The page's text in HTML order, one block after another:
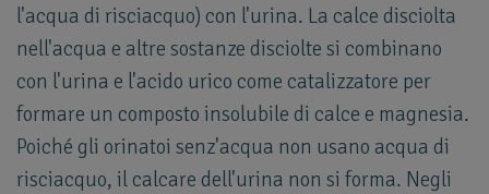
l'acqua di risciacquo) con l'urina. La calce disciolta
nell'acqua e altre sostanze disciolte si combinano
con l'urina e l'acido urico come catalizzatore per
formare un composto insolubile di calce e magnesia.
Poiché gli orinatoi senz'acqua non usano acqua di
risciacquo, il calcare dell'urina non si forma. Negli